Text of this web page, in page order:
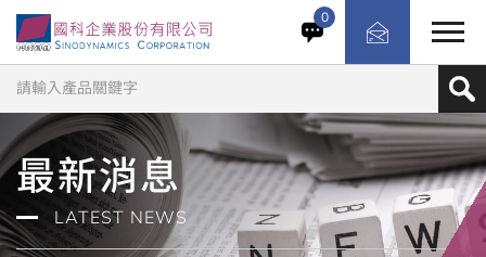
0
最新消息
LATEST NEWS